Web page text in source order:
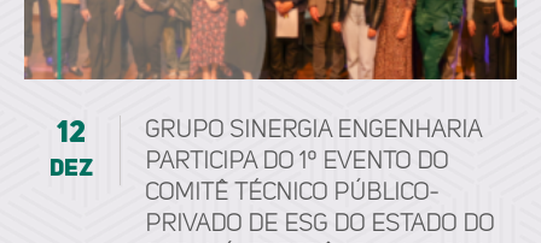
12
dez
Grupo Sinergia Engenharia
participa do 1º Evento do
Comitê Técnico Público-
Privado de ESG do Estado do